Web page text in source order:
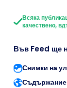
Всяка
качествено,
Във Feed ще
Снимки на
Съдържание